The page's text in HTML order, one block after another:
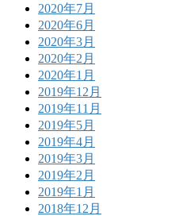
2020年7月
2020年6月
2020年3月
2020年2月
2020年1月
2019年12月
2019年11月
2019年5月
2019年4月
2019年3月
2019年2月
2019年1月
2018年12月